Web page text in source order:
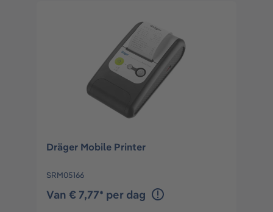
Dräger Mobile Printer
SRM05166
Van € 7,77* per dag